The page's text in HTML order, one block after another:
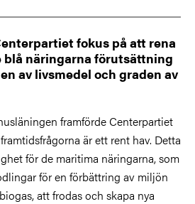
fokus på att rena
blå näringarna förutsättning
av livsmedel och graden av
framförde Centerpartiet
är ett rent hav. Detta
för de maritima näringarna, som
för en förbättring av miljön
att frodas och skapa nya